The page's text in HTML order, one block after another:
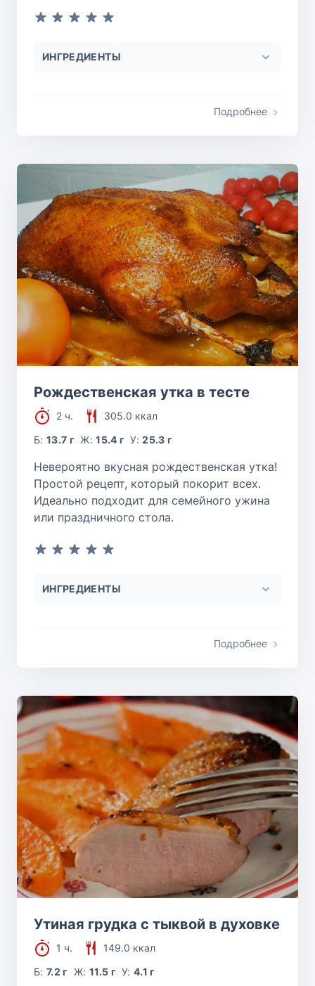
ИНГРЕДИЕНТЫ
Подробнее
Рождественская утка в тесте
2 ч.
305.0 ккал
Б:13.7 г Ж:15.4 г У:25.3 г
Невероятно вкусная рождественская утка!
Простой рецепт, который покорит всех.
Идеально подходит для семейного ужина
или праздничного стола.
ИНГРЕДИЕНТЫ
Подробнее
Утиная грудка с тыквой в духовке
1 ч.
149.0 ккал
Б:7.2 г Ж: 11.5 г У:4.1 г